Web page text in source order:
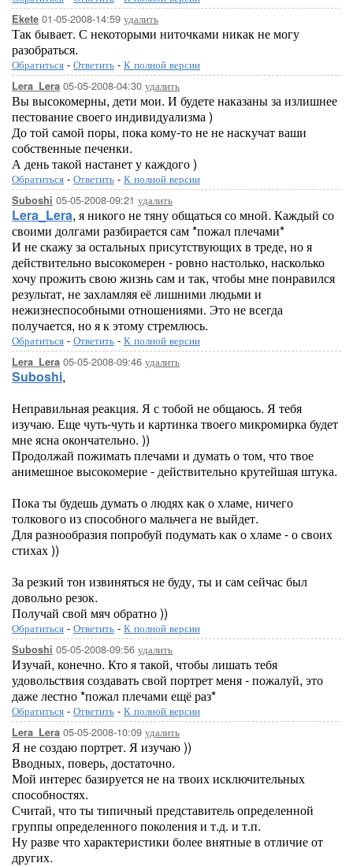
Ekete 01-05-2008-14:59 удалить
Так бывает. С некоторыми ниточками никак не могу
разобраться.
Обратиться - Ответить - К полной версии
Lera_Lera 05-05-2008-04:30 удалить
Вы высокомерны, дети мои. И будете наказаны за излишнее
пестование своего индивидуализма )
До той самой поры, пока кому-то не не наскучат ваши
собственные печенки.
А день такой настанет у каждого )
Обратиться - Ответить - К полной версии
Suboshi 05-05-2008-09:21 удалить
Lera_Lera, я никого не тяну общаться со мной. Каждый со
своими долгами разбирается сам *пожал плечами*
И не скажу за остальных присутствующих в треде, но я
действительно высокомерен - ровно настолько, насколько
хочу прожить свою жизнь сам и так, чтобы мне понравился
результат, не захламляя её лишними людьми и
нежизнеспособными отношениями. Это не всегда
получается, но я к этому стремлюсь.
Обратиться - Ответить - К полной версии
Lera_Lera 05-05-2008-09:46 удалить
Suboshi,
Неправильная реакция. Я с тобой не общаюсь. Я тебя
изучаю. Еще чуть-чуть и картинка твоего микромирка будет
мне ясна окончательно. ))
Продолжай пожимать плечами и думать о том, что твое
анимешное высокомерие - действительно крутейшая штука.
Пока ты будешь думать о людях как о хламе, ничего
толкового из способного мальчега не выйдет.
Для разнообразия попробуй подумать как о хламе - о своих
стихах ))
За резкий тон извиняться не буду, ты и сам сейчас был
довольно резок.
Получай свой мяч обратно ))
Обратиться - Ответить - К полной версии
Suboshi 05-05-2008-09:56 удалить
Изучай, конечно. Кто я такой, чтобы лишать тебя
удовольствия создавать свой портрет меня - пожалуй, это
даже лестно *пожал плечами ещё раз*
Обратиться - Ответить - К полной версии
Lera_Lera 05-05-2008-10:09 удалить
Я не создаю портрет. Я изучаю ))
Вводных, поверь, достаточно.
Мой интерес базируется не на твоих исключительных
способностях.
Считай, что ты типичный представитель определенной
группы определенного поколения и т.д. и т.п.
Ну разве что характеристики более внятные в отличие от
других.